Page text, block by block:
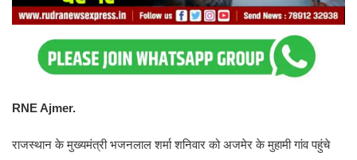
RNE Ajmer.
राजस्थान के मुख्यमंत्री भजनलाल शर्मा शनिवार को अजमेर के मुहामी गांव पहुंचे